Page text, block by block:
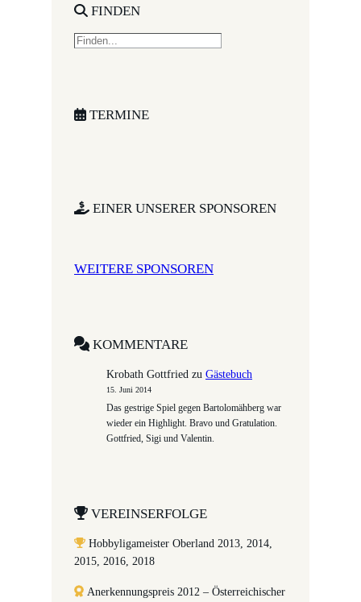
FINDEN
S
c
TERMINE
EINER UNSERER SPONSOREN
WEITERE SPONSOREN
KOMMENTARE
Krobath Gottfried zu Gästebuch
15. Juni 2014
Das gestrige Spiel gegen Bartolomähberg war
wieder ein Highlight. Bravo und Gratulation.
Gottfried, Sigi und Valentin.
VEREINSERFOLGE
Hobbyligameister Oberland 2013, 2014,
2015, 2016, 2018
Anerkennungspreis 2012 – Österreichischer